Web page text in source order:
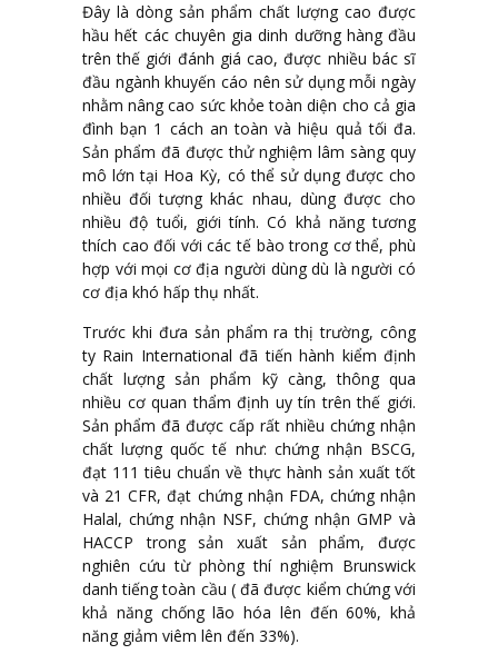
Đây là dòng sản phẩm chất lượng cao được
hầu hết các chuyên gia dinh dưỡng hàng đầu
trên thế giới đánh giá cao, được nhiều bác sĩ
đầu ngành khuyến cáo nên sử dụng mỗi ngày
nhằm nâng cao sức khỏe toàn diện cho cả gia
đình bạn 1 cách an toàn và hiệu quả tối đa.
Sản phẩm đã được thử nghiệm lâm sàng quy
mô lớn tại Hoa Kỳ, có thể sử dụng được cho
nhiều đối tượng khác nhau, dùng được cho
nhiều độ tuổi, giới tính. Có khả năng tương
thích cao đối với các tế bào trong cơ thể, phù
hợp với mọi cơ địa người dùng dù là người có
cơ địa khó hấp thụ nhất.
Trước khi đưa sản phẩm ra thị trường, công
ty Rain International đã tiến hành kiểm định
chất lượng sản phẩm kỹ càng, thông qua
nhiều cơ quan thẩm định uy tín trên thế giới.
Sản phẩm đã được cấp rất nhiều chứng nhận
chất lượng quốc tế như: chứng nhận BSCG,
đạt 111 tiêu chuẩn về thực hành sản xuất tốt
và 21 CFR, đạt chứng nhận FDA, chứng nhận
Halal, chứng nhận NSF, chứng nhận GMP và
HACCP trong sản xuất sản phẩm, được
nghiên cứu từ phòng thí nghiệm Brunswick
danh tiếng toàn cầu ( đã được kiểm chứng với
khả năng chống lão hóa lên đến 60%, khả
năng giảm viêm lên đến 33%).